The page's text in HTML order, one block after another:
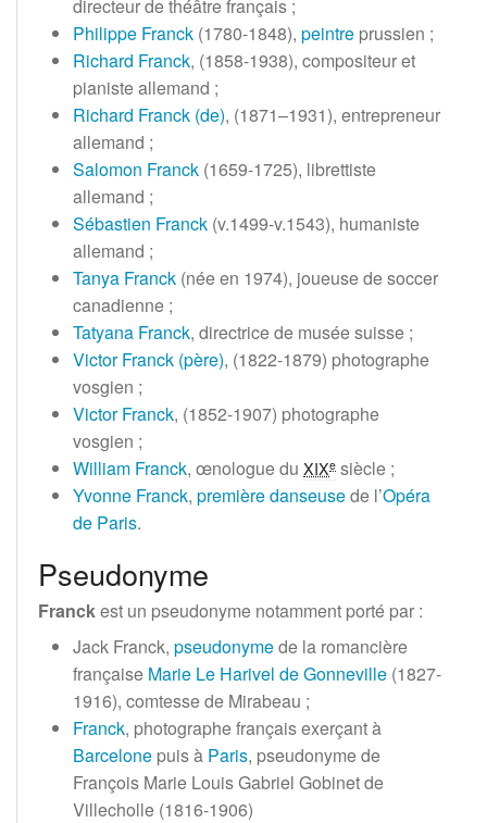
directeur de théâtre français ;
Philippe Franck (1780-1848), peintre prussien ;
Richard Franck, (1858-1938), compositeur et
pianiste allemand ;
Richard Franck (de), (1871–1931), entrepreneur
allemand ;
Salomon Franck (1659-1725), librettiste
allemand ;
Sébastien Franck (v.1499-v.1543), humaniste
allemand ;
Tanya Franck (née en 1974), joueuse de soccer
canadienne ;
Tatyana Franck, directrice de musée suisse ;
Victor Franck (père), (1822-1879) photographe
vosgien ;
Victor Franck, (1852-1907) photographe
vosgien ;
William Franck, œnologue du XIXe siècle ;
Yvonne Franck, première danseusede l’Opéra
de Paris.
Pseudonyme
Franckest un pseudonyme notamment porté par :
Jack Franck, pseudonymede la romancière
française Marie Le Harivel de Gonneville (1827-
1916), comtesse de Mirabeau ;
Franck, photographe français exerçant à
Barcelone puis à Paris, pseudonyme de
François Marie Louis Gabriel Gobinet de
Villecholle (1816-1906)